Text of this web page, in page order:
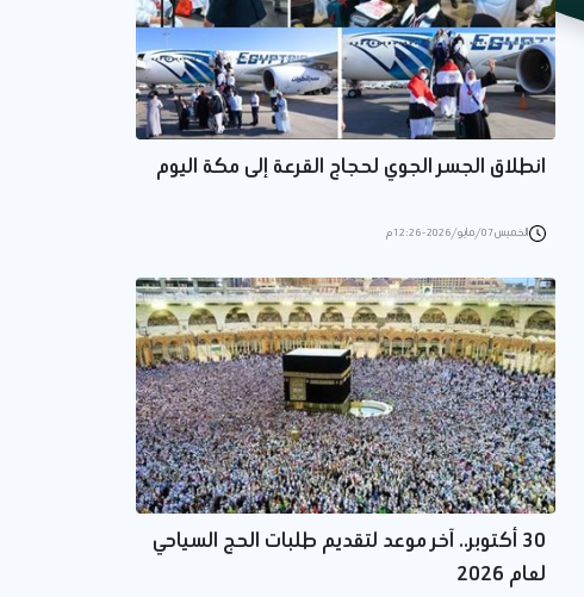
انطلاق الجسر الجوي لحجاج القرعة إلى مكة اليوم
الخميس 07/مايو/2026 - 12:26 م
30 أكتوبر.. آخر موعد لتقديم طلبات الحج السياحي
لعام 2026